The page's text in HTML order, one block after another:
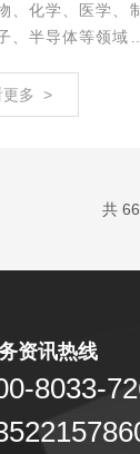
、化学、医学、制
、半导体等领域，
生物学等用水需
水水质优于中国国
更多 >
共
资讯热线
8033-